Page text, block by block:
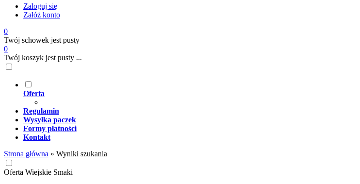
Zaloguj się
Załóż konto
0
Twój schowek jest pusty
0
Twój koszyk jest pusty ...
Oferta
Regulamin
Wysyłka paczek
Formy płatności
Kontakt
Strona główna » Wyniki szukania
Oferta Wiejskie Smaki